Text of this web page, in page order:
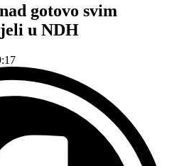
gotovo svim
u NDH